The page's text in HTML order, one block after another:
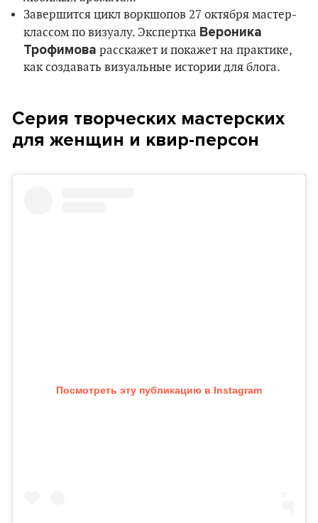
Завершится цикл воркшопов 27 октября мастер-
классом по визуалу. Экспертка Вероника
Трофимова расскажет и покажет на практике,
как создавать визуальные истории для блога.
Серия творческих мастерских
для женщин и квир-персон
Посмотреть эту публикацию в Instagram